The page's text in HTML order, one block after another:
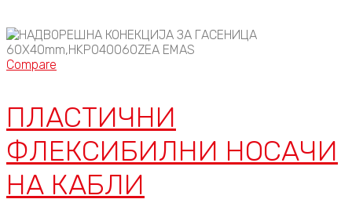
Compare
ПЛАСТИЧНИ
ФЛЕКСИБИЛНИ НОСАЧИ
НА КАБЛИ